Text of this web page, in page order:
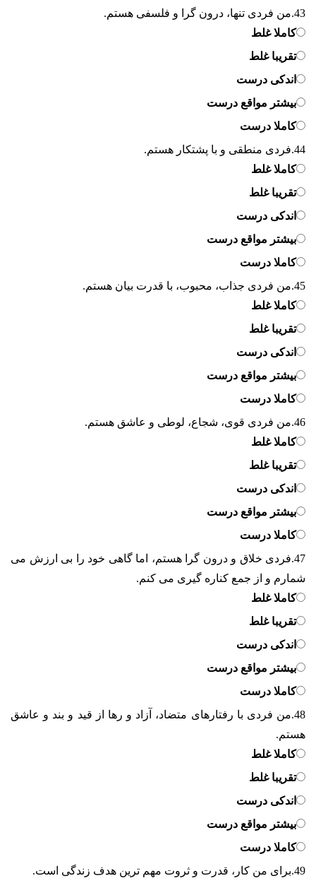
43. من فردی تنها، درون گرا و فلسفی هستم.
کاملا غلط
تقریبا غلط
اندکی درست
بیشتر مواقع درست
کاملا درست
44. فردی منطقی و با پشتکار هستم.
کاملا غلط
تقریبا غلط
اندکی درست
بیشتر مواقع درست
کاملا درست
45. من فردی جذاب، محبوب، با قدرت بیان هستم.
کاملا غلط
تقریبا غلط
اندکی درست
بیشتر مواقع درست
کاملا درست
46. من فردی قوی، شجاع، لوطی و عاشق هستم.
کاملا غلط
تقریبا غلط
اندکی درست
بیشتر مواقع درست
کاملا درست
47. فردی خلاق و درون گرا هستم، اما گاهی خود را بی ارزش می
شمارم و از جمع کناره گیری می کنم.
کاملا غلط
تقریبا غلط
اندکی درست
بیشتر مواقع درست
کاملا درست
48. من فردی با رفتارهای متضاد، آزاد و رها از قید و بند و عاشق
هستم.
کاملا غلط
تقریبا غلط
اندکی درست
بیشتر مواقع درست
کاملا درست
49. برای من کار، قدرت و ثروت مهم ترین هدف زندگی است.